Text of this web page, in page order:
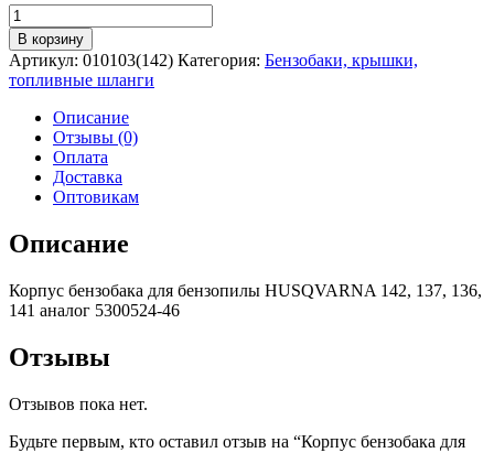
Количество
товара
Корпус
бензобака
для
бензопилы
HUSQVARNA
142,
137,
136,
В корзину
Артикул: 010103(142) Категория: Бензобаки, крышки,
топливные шланги
Описание
Отзывы (0)
Оплата
Доставка
Оптовикам
Описание
Корпус бензобака для бензопилы HUSQVARNA 142, 137, 136,
141 аналог 5300524-46
Отзывы
Отзывов пока нет.
Будьте первым, кто оставил отзыв на “Корпус бензобака для